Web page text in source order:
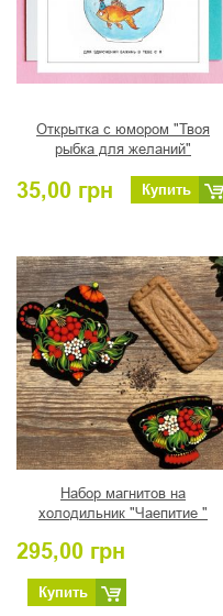
Открытка с юмором "Твоя
рыбка для желаний"
35,00 грн Купить
Набор магнитов на
холодильник "Чаепитие "
295,00 грн
Купить